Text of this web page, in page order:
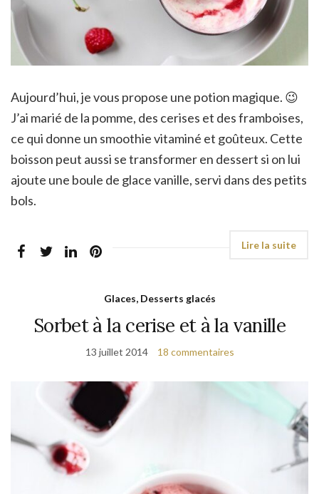
Aujourd’hui, je vous propose une potion magique. 😉
J’ai marié de la pomme, des cerises et des framboises,
ce qui donne un smoothie vitaminé et goûteux. Cette
boisson peut aussi se transformer en dessert si on lui
ajoute une boule de glace vanille, servi dans des petits
bols.
Glaces, Desserts glacés
Sorbet à la cerise et à la vanille
13 juillet 2014 18 commentaires